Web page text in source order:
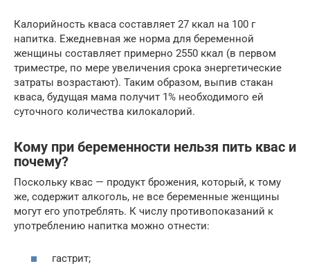
Калорийность кваса составляет 27 ккал на 100 г
напитка. Ежедневная же норма для беременной
женщины составляет примерно 2550 ккал (в первом
триместре, по мере увеличения срока энергетические
затраты возрастают). Таким образом, выпив стакан
кваса, будущая мама получит 1% необходимого ей
суточного количества килокалорий.
Кому при беременности нельзя пить квас и
почему?
Поскольку квас — продукт брожения, который, к тому
же, содержит алкоголь, не все беременные женщины
могут его употреблять. К числу противопоказаний к
употреблению напитка можно отнести:
гастрит;